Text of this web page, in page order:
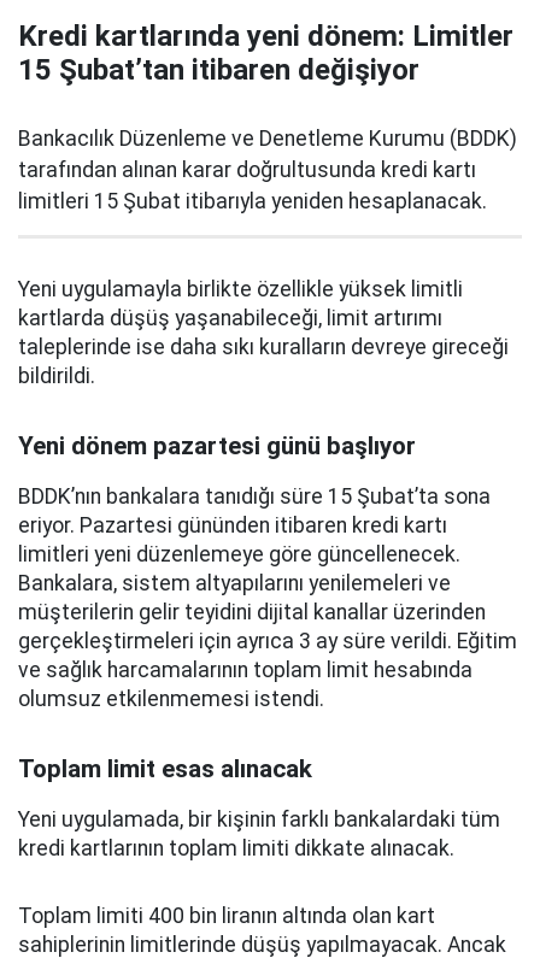
Kredi kartlarında yeni dönem: Limitler
15 Şubat’tan itibaren değişiyor
Bankacılık Düzenleme ve Denetleme Kurumu (BDDK)
tarafından alınan karar doğrultusunda kredi kartı
limitleri 15 Şubat itibarıyla yeniden hesaplanacak.
Yeni uygulamayla birlikte özellikle yüksek limitli
kartlarda düşüş yaşanabileceği, limit artırımı
taleplerinde ise daha sıkı kuralların devreye gireceği
bildirildi.
Yeni dönem pazartesi günü başlıyor
BDDK’nın bankalara tanıdığı süre 15 Şubat’ta sona
eriyor. Pazartesi gününden itibaren kredi kartı
limitleri yeni düzenlemeye göre güncellenecek.
Bankalara, sistem altyapılarını yenilemeleri ve
müşterilerin gelir teyidini dijital kanallar üzerinden
gerçekleştirmeleri için ayrıca 3 ay süre verildi. Eğitim
ve sağlık harcamalarının toplam limit hesabında
olumsuz etkilenmemesi istendi.
Toplam limit esas alınacak
Yeni uygulamada, bir kişinin farklı bankalardaki tüm
kredi kartlarının toplam limiti dikkate alınacak.
Toplam limiti 400 bin liranın altında olan kart
sahiplerinin limitlerinde düşüş yapılmayacak. Ancak